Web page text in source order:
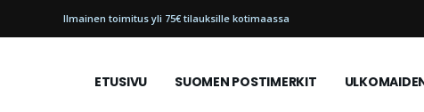
Ilmainen toimitus yli 75€ tilauksille kotimaassa
ETUSIVU SUOMEN POSTIMERKIT